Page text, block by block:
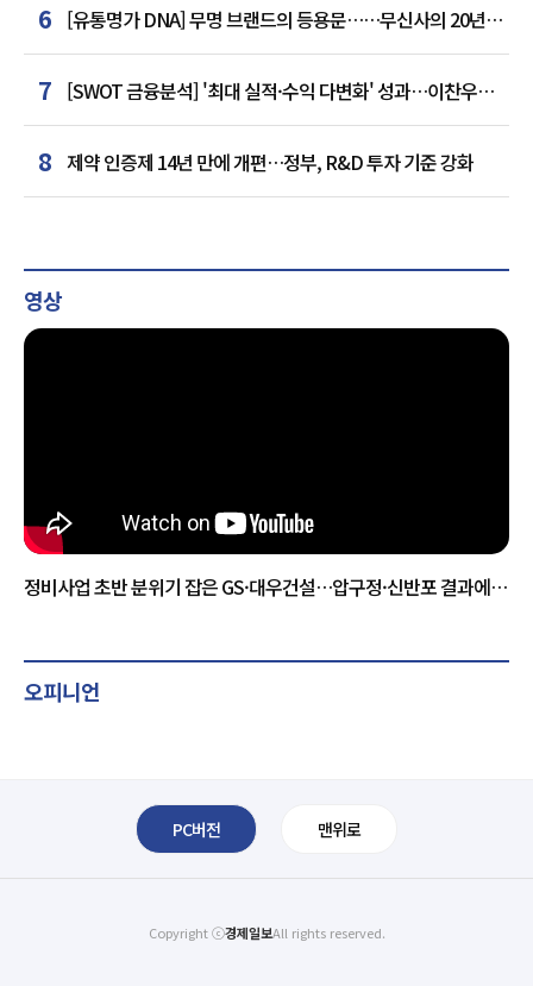
6 [유통명가 DNA] 무명 브랜드의 등용문……무신사의 20년
플랫폼 혁명
7 [SWOT 금융분석] '최대 실적·수익 다변화' 성과…이찬우號
농협금융, 임기 말년 성장 박차
8 제약 인증제 14년 만에 개편…정부, R&D 투자 기준 강화
영상
정비사업 초반 분위기 잡은 GS·대우건설…압구정·신반포 결과에
오피니언
PC버전 맨위로
Copyright ⓒ경제일보All rights reserved.